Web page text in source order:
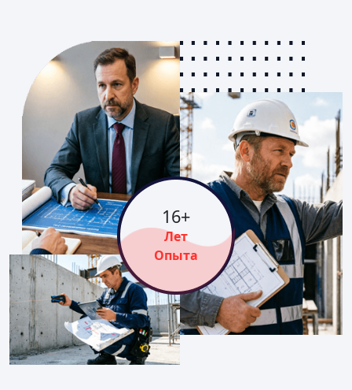
16+
Лет
Опыта